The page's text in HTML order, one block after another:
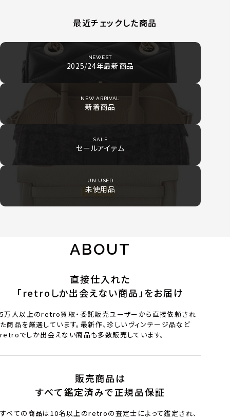
最近チェックした商品
NEWEST
2025/24年最新商品
NEW ARRIVAL
新着商品
SALE
セールアイテム
UN USED
未使用品
ABOUT
直接仕入れた
「retroしか出会えない商品」をお届け
5万人以上のretro買取・委託販売ユーザーから直接依頼され
た商品を厳選しています。最新作、珍しいヴィンテージ品など
retroでしか出会えない商品も多数販売しています。
販売商品は
すべて鑑定済みで正規品保証
すべての商品は10名以上のretroの査定士によって鑑定され、